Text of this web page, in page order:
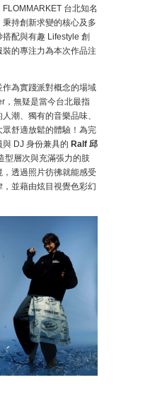
台北知名
持創新求變的核心及多
配與有趣 Lifestyle 創
的專注力為本次作品注
為實踐派對概念的場域
無疑是當今台北最指
潮、獨有的音樂品味、
舒適放鬆的體驗！為完
DJ 身份兼具的 Ralf 邱
型層次與充滿張力的肢
透過照片彷彿就能感受
並藉由炫目視覺色彩幻